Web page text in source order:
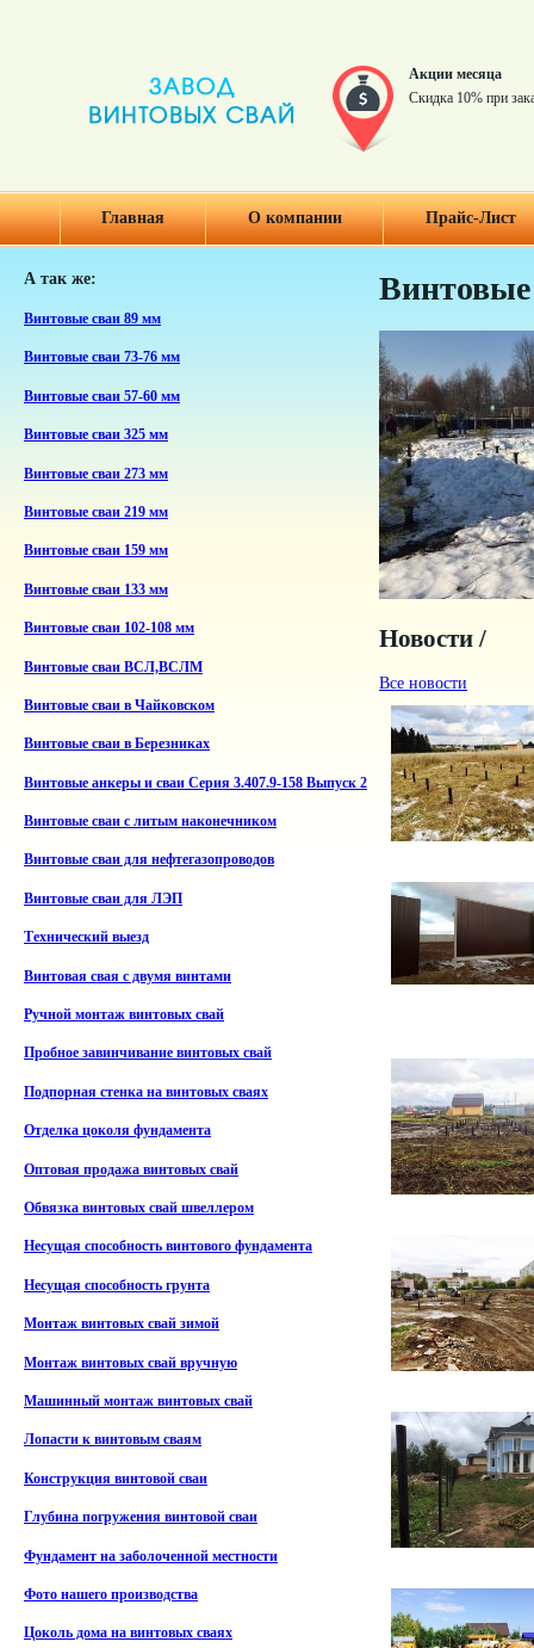
Акции месяца
Скидка 10% при
Главная О компании Прайс-Лист
А так же:
Винтовые сваи 89 мм
Винтовые сваи 73-76 мм
Винтовые сваи 57-60 мм
Винтовые сваи 325 мм
Винтовые сваи 273 мм
Винтовые сваи 219 мм
Винтовые сваи 159 мм
Винтовые сваи 133 мм
Винтовые сваи 102-108 мм
Винтовые сваи ВСЛ,ВСЛМ
Винтовые сваи в Чайковском
Винтовые сваи в Березниках
Винтовые анкеры и сваи Серия 3.407.9-158 Выпуск 2
Винтовые сваи с литым наконечником
Винтовые сваи для нефтегазопроводов
Винтовые сваи для ЛЭП
Технический выезд
Винтовая свая с двумя винтами
Ручной монтаж винтовых свай
Пробное завинчивание винтовых свай
Подпорная стенка на винтовых сваях
Отделка цоколя фундамента
Оптовая продажа винтовых свай
Обвязка винтовых свай швеллером
Несущая способность винтового фундамента
Несущая способность грунта
Монтаж винтовых свай зимой
Монтаж винтовых свай вручную
Машинный монтаж винтовых свай
Лопасти к винтовым сваям
Конструкция винтовой сваи
Глубина погружения винтовой сваи
Фундамент на заболоченной местности
Фото нашего производства
Цоколь дома на винтовых сваях
Винтовые
Новости /
Все новости